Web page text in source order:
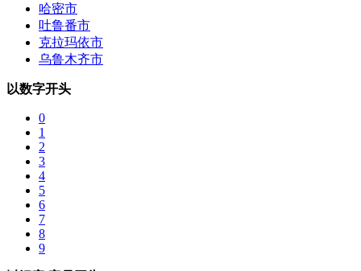
哈密市
吐鲁番市
克拉玛依市
乌鲁木齐市
以数字开头
0
1
2
3
4
5
6
7
8
9